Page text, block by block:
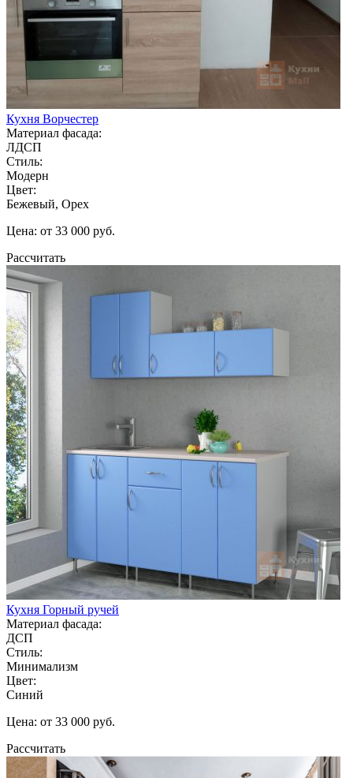
Кухня Ворчестер
Материал фасада:
ЛДСП
Стиль:
Модерн
Цвет:
Бежевый, Орех
Цена: от 33 000 руб.
Рассчитать
Кухня Горный ручей
Материал фасада:
ДСП
Стиль:
Минимализм
Цвет:
Синий
Цена: от 33 000 руб.
Рассчитать